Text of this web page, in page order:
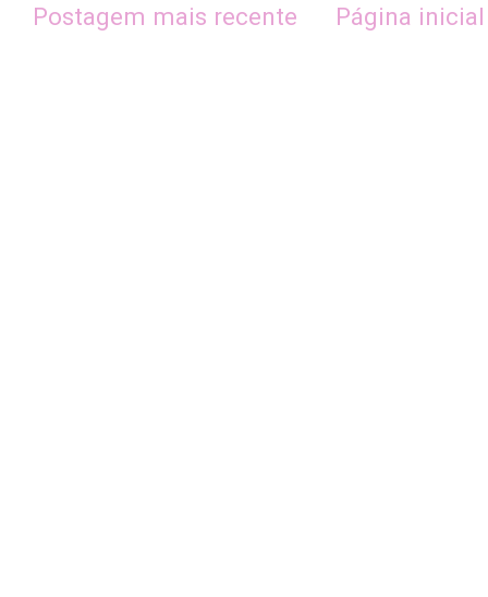
Postagem mais recente Página inicial